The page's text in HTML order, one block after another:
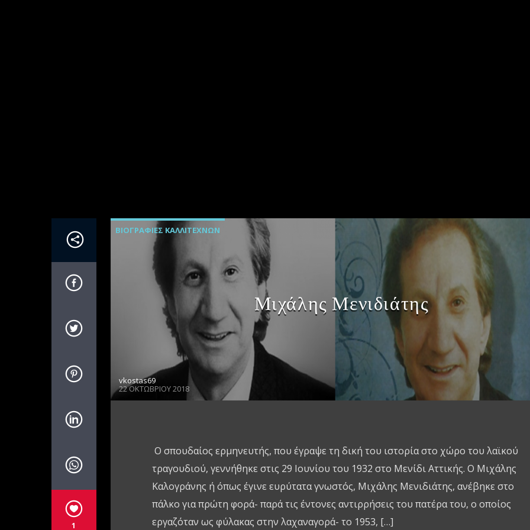
1
ΒΙΟΓΡΑΦΊΕΣ ΚΑΛΛΙΤΕΧΝΏΝ
Μιχάλης Μενιδιάτης
vkostas69
22 ΟΚΤΩΒΡΊΟΥ 2018
Ο σπουδαίος ερμηνευτής, που έγραψε τη δική του ιστορία στο χώρο του λαϊκού
τραγουδιού, γεννήθηκε στις 29 Ιουνίου του 1932 στο Μενίδι Αττικής. Ο Μιχάλης
Καλογράνης ή όπως έγινε ευρύτατα γνωστός, Μιχάλης Μενιδιάτης, ανέβηκε στο
πάλκο για πρώτη φορά- παρά τις έντονες αντιρρήσεις του πατέρα του, ο οποίος
εργαζόταν ως φύλακας στην λαχαναγορά- το 1953, […]